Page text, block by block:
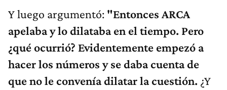
Y luego argumentó: "Entonces ARCA
apelaba y lo dilataba en el tiempo. Pero
¿qué ocurrió? Evidentemente empezó a
hacer los números y se daba cuenta de
que no le convenía dilatar la cuestión. ¿Y